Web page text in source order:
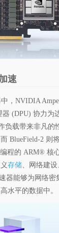
速
，NVIDIA
器 (DPU) 协力为
负载带来非凡的
BlueField-2 则
程的 ARM® 核
存储、网络建
器能够为网络密
水平的数据中。